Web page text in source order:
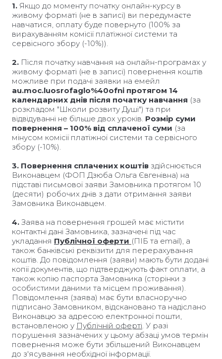
1. Якщо до моменту початку онлайн-курсу в
живому форматі (не в записі) ви передумаєте
навчатися, оплату буде повернуто (100% за
вирахуванням комісії платіжної системи та
сервісного збору (-10%)).
2. Після початку навчання на онлайн-програмах у
живому форматі (не в записі) повернення коштів
можливе при подачі заявки на емейл
au.moc.luosrofaglo%40ofni протягом 14
календарних днів після початку навчання (за
розкладом "Школи розвиту Душі") та при
відвідуванні не більше двох уроків. Розмір суми
повернення – 100% від сплаченої суми (за
мінусом комісії платіжної системи та сервісного
збору (-10%).
3. Повернення сплачених коштів здійснюється
Виконавцем (ФОП Дзюба Ольга Євгенівна) на
підставі письмової заяви Замовника протягом 10
(десяти) робочих днів з дати отримання заяви
Замовника Виконавцем.
4. Заява на повернення грошей має містити
контактні дані Замовника, зазначені під час
укладання Публічної оферти (ПІБ та email), а
також банківські реквізити для перерахування
коштів. До повідомлення (заяви) мають бути додані
копії документів, що підтверджують факт оплати, а
також копію паспорта Замовника (сторінки з
особистими даними та місцем проживання).
Повідомлення (заява) має бути власноручно
підписано Замовником, відскановано та надіслано
Виконавцю за адресою електронної пошти,
встановленою у Публічній оферті. У разі
порушення зазначених у цьому абзаці умов термін
повернення може бути збільшений Виконавцем
до з'ясування необхідної інформації.